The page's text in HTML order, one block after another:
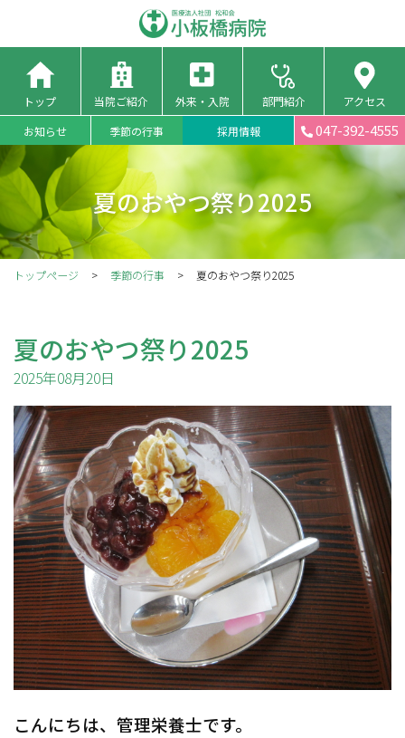
トップ 当院ご紹介 外来・入院 部門紹介
アクセス
お知らせ
季節の行事 採用情報 047-392-4555
夏のおやつ祭り2025
トップページ 季節の行事 夏のおやつ祭り2025
夏のおやつ祭り2025
2025年08月20日
こんにちは、管理栄養士です。